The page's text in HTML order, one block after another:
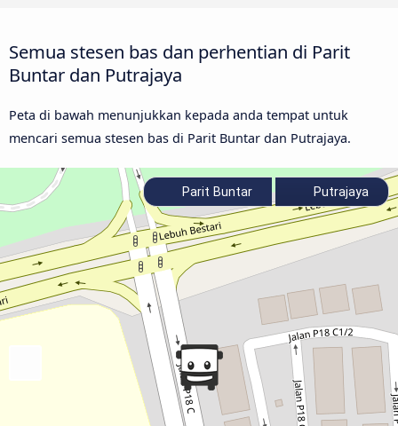
Semua stesen bas dan perhentian di Parit
Buntar dan Putrajaya
Peta di bawah menunjukkan kepada anda tempat untuk
mencari semua stesen bas di Parit Buntar dan Putrajaya.
Parit Buntar Putrajaya